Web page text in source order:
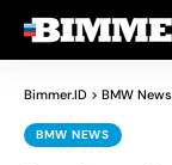
Bimmer.ID > BMW News
BMW NEWS